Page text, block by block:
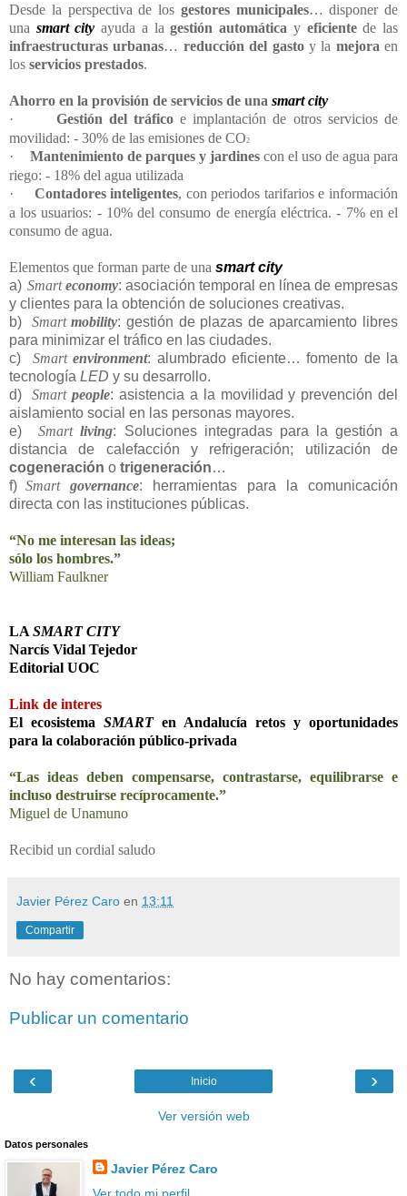
Desde la perspectiva de los gestores municipales… disponer de
una smart city ayuda a lagestión automática y eficientede las
infraestructuras urbanas… reducción del gasto y la mejora en
los servicios prestados.
Ahorro en la provisión de servicios de una smartcity
·
Gestión del tráficoe implantación de otros servicios de
movilidad: - 30% de las emisiones de CO2
· Mantenimiento de parques y jardines con el uso de agua para
riego: - 18% del agua utilizada
·
Contadores inteligentes, con periodos tarifarios e información
a los usuarios: - 10% del consumo de energía eléctrica. - 7% en el
consumo de agua.
Elementos que forman parte de una smart city
a) Smarteconomy: asociación temporal en línea de empresas
y clientes para la obtención de soluciones creativas.
b)
Smartmobility: gestión de plazas de aparcamiento libres
para minimizar el tráfico en las ciudades.
c)
Smartenvironment: alumbrado eficiente… fomento de la
tecnología LED y su desarrollo.
d)
Smartpeople: asistencia a la movilidad y prevención del
aislamiento social en las personas mayores.
e)
Smartliving: Soluciones integradas para la gestión a
distancia de calefacción y refrigeración; utilización de
cogeneración o trigeneración…
f) Smart governance: herramientas para la comunicación
directa con las instituciones públicas.
“No me interesan las ideas;
sólo los hombres.”
William Faulkner
LA SMART CITY
Narcís Vidal Tejedor
Editorial UOC
Link de interes
El ecosistema SMARTen Andalucía retos y oportunidades
para la colaboración público-privada
“Las ideas deben compensarse, contrastarse, equilibrarse e
incluso destruirse recíprocamente.”
Miguel de Unamuno
Recibid un cordial saludo
Javier Pérez Caro en 13:11
Compartir
No hay comentarios:
Publicar un comentario
‹ ›
Inicio
Ver versión web
Datos personales
Javier Pérez Caro